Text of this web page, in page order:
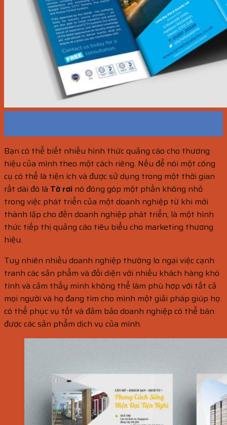
Bạn có thể biết nhiều hình thức quảng cáo cho thương
hiệu của mình theo một cách riêng. Nếu để nói một công
cụ có thể là tiện ích và được sử dụng trong một thời gian
rất dài đó là Tờ rơi nó đóng góp một phần không nhỏ
trong việc phát triển của một doanh nghiệp từ khi mới
thành lập cho đến doanh nghiệp phát triển, là một hình
thức tiếp thị quảng cáo tiêu biểu cho marketing thương
hiệu.
Tuy nhiên nhiều doanh nghiệp thường lo ngại việc cạnh
tranh các sản phẩm và đối diện với nhiều khách hàng khó
tính và cảm thấy mình không thể làm phù hợp với tất cả
mọi người và họ đang tìm cho mình một giải pháp giúp họ
có thể phục vụ tốt và đảm bảo doanh nghiệp có thể bán
được các sản phẩm dịch vụ của mình.